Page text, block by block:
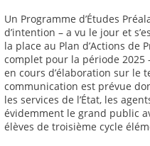
Un Programme d’Études
d’intention – a vu le jour et
la place au Plan d’Actions de
complet pour la période 2025
en cours d’élaboration sur le
communication est prévue
les services de l’État, les
évidemment le grand public
élèves de troisième cycle